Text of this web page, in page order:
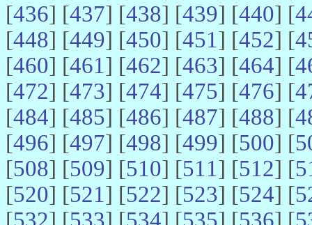
[436] [437] [438] [439] [440] [
[448] [449] [450] [451] [452] [
[460] [461] [462] [463] [464] [
[472] [473] [474] [475] [476] [
[484] [485] [486] [487] [488] [
[496] [497] [498] [499] [500] [
[508] [509] [510] [511] [512] [
[520] [521] [522] [523] [524] [